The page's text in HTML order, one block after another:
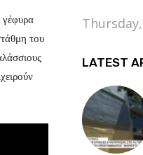
γέφυρα
του
LATEST